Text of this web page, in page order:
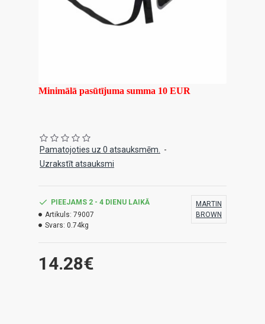
Minimālā pasūtījuma summa 10 EUR
Pamatojoties uz 0 atsauksmēm.
-
Uzrakstīt atsauksmi
14.28€
PIEEJAMS 2 - 4 DIENU LAIKĀ
Artikuls: 79007
Svars: 0.74kg
MARTIN
BROWN